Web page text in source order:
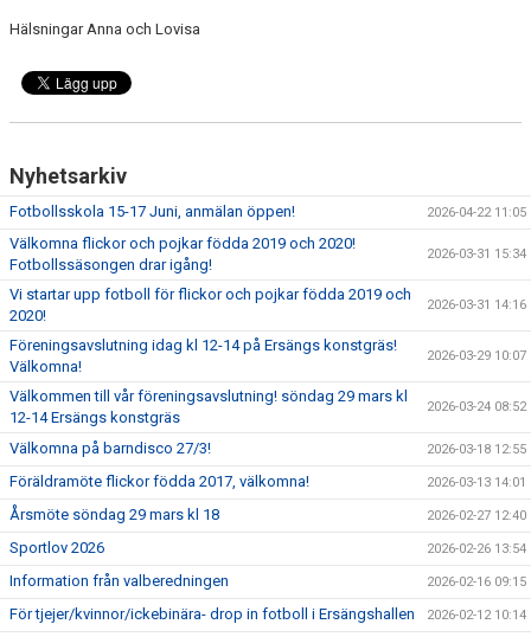
Hälsningar Anna och Lovisa
Nyhetsarkiv
Fotbollsskola 15-17 Juni, anmälan öppen! 2026-04-22 11:05
Välkomna flickor och pojkar födda 2019 och 2020!
Fotbollssäsongen drar igång!
2026-03-31 15:34
Vi startar upp fotboll för flickor och pojkar födda 2019 och
2020!
2026-03-31 14:16
Föreningsavslutning idag kl 12-14 på Ersängs konstgräs!
Välkomna!
2026-03-29 10:07
Välkommen till vår föreningsavslutning! söndag 29 mars kl
12-14 Ersängs konstgräs
2026-03-24 08:52
Välkomna på barndisco 27/3! 2026-03-18 12:55
Föräldramöte flickor födda 2017, välkomna! 2026-03-13 14:01
Årsmöte söndag 29 mars kl 18 2026-02-27 12:40
Sportlov 2026 2026-02-26 13:54
Information från valberedningen 2026-02-16 09:15
För tjejer/kvinnor/ickebinära- drop in fotboll i Ersängshallen 2026-02-12 10:14